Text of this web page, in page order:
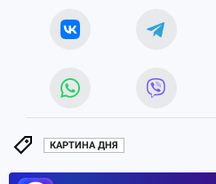
КАРТИНА ДНЯ